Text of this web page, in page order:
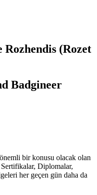
(Rozet
Badgineer
bir konusu olacak olan
Diplomalar,
her geçen gün daha da